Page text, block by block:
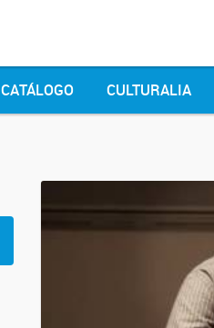
CATÁLOGO CULTURALIA